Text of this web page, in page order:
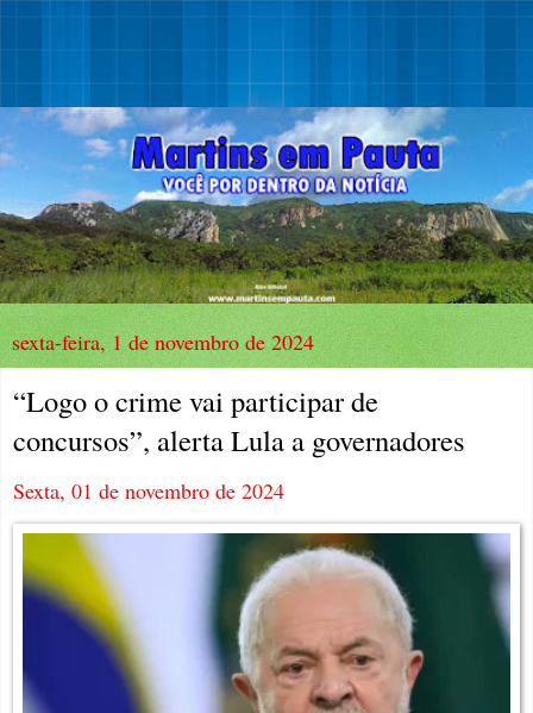
sexta-feira, 1 de novembro de 2024
“Logo o crime vai participar de
concursos”, alerta Lula a governadores
Sexta, 01 de novembro de 2024